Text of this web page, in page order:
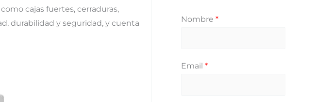
cajas fuertes, cerraduras,
durabilidad y seguridad, y cuenta
Nombre *
Email *